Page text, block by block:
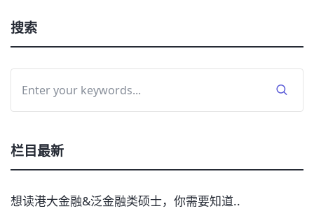
搜索
栏目最新
想读港大金融&泛金融类硕士，你需要知道..